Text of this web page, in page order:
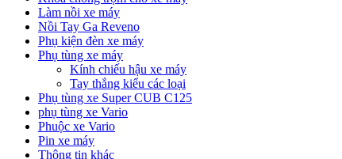
Làm nồi xe máy
Nồi Tay Ga Reveno
Phụ kiện đèn xe máy
Phụ tùng xe máy
Kính chiếu hậu xe máy
Tay thắng kiểu các loại
Phụ tùng xe Super CUB C125
phụ tùng xe Vario
Phuộc xe Vario
Pin xe máy
Thông tin khác